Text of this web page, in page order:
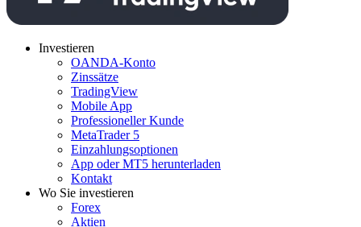
Investieren
OANDA-Konto
Zinssätze
TradingView
Mobile App
Professioneller Kunde
MetaTrader 5
Einzahlungsoptionen
App oder MT5 herunterladen
Kontakt
Wo Sie investieren
Forex
Aktien